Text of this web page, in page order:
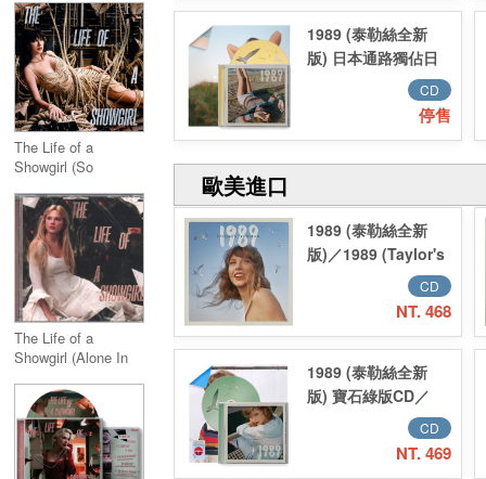
Version)
The Life of a
Showgirl (So
Version)
The Life of a
Showgirl (Alone In
Version)
1989 (泰勒絲全新
版) 日本通路獨佔日
出大道黃版CD／
Version) Sunrise
Edition 日版
CD
停售
歐美進口
1989 (泰勒絲全新
版)／1989 (Taylor's
CD
NT. 468
1989 (泰勒絲全新
版) 寶石綠版CD／
1989 (Taylor's CD
NT. 469